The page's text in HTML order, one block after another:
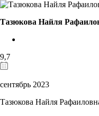
Тазюкова Найля
9,7
сентябрь 2023
Тазюкова Найля